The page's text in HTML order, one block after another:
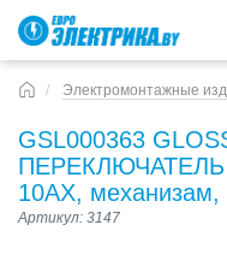
Электромонтажные
GSL000363
ПЕРЕКЛЮЧАТЕЛЬ
10АХ,
Артикул: 3147